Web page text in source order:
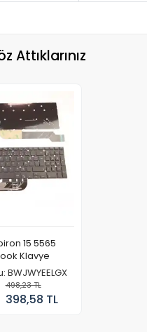
Attıklarınız
15 5565
Klavye
BWJWYEELGX
498,23 TL
398,58 TL